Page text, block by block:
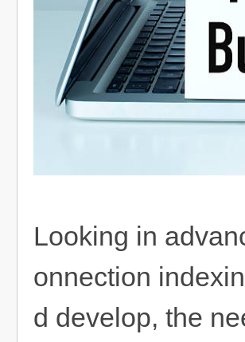
Looking in
onnection
d develop, the